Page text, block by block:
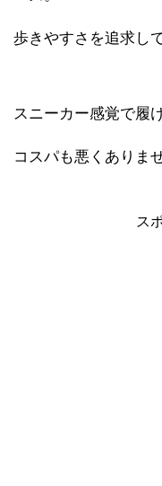
歩きやすさを追求し
スニーカー感覚で履
コスパも悪くありま
ス